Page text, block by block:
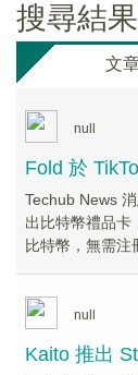
搜尋結果
文
null
Fold 於
Techub News
出比特幣禮品卡
比特幣，無需注
null
Kaito 推出